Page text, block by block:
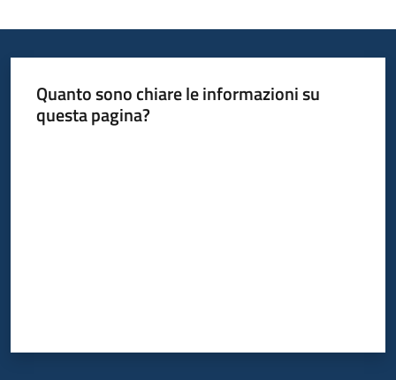
Quanto sono chiare le informazioni su
questa pagina?